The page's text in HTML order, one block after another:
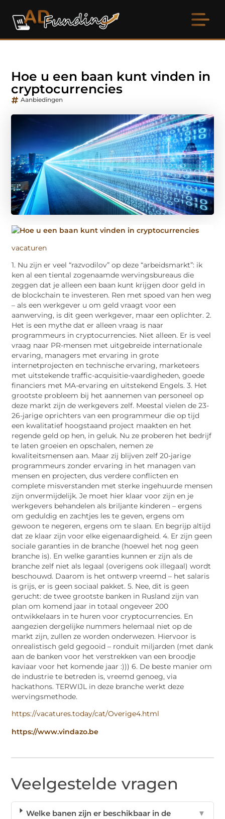
Hoe u een baan kunt vinden in
cryptocurrencies
Aanbiedingen
vacaturen
1. Nu zijn er veel “razvodilov” op deze “arbeidsmarkt”: ik
ken al een tiental zogenaamde wervingsbureaus die
zeggen dat je alleen een baan kunt krijgen door geld in
de blockchain te investeren. Ren met spoed van hen weg
– als een werkgever u om geld vraagt ​​voor een
aanwerving, is dit geen werkgever, maar een oplichter. 2.
Het is een mythe dat er alleen vraag is naar
programmeurs in cryptocurrencies. Niet alleen. Er is veel
vraag naar PR-mensen met uitgebreide internationale
ervaring, managers met ervaring in grote
internetprojecten en technische ervaring, marketeers
met uitstekende traffic-acquisitie-vaardigheden, goede
financiers met MA-ervaring en uitstekend Engels. 3. Het
grootste probleem bij het aannemen van personeel op
deze markt zijn de werkgevers zelf. Meestal vielen de 23-
26-jarige oprichters van een programmeur die op tijd
een kwalitatief hoogstaand project maakten en het
regende geld op hen, in geluk. Nu ze proberen het bedrijf
te laten groeien en opschalen, nemen ze
kwaliteitsmensen aan. Maar zij blijven zelf 20-jarige
programmeurs zonder ervaring in het managen van
mensen en projecten, dus verdere conflicten en
complete misverstanden met sterke ingehuurde mensen
zijn onvermijdelijk. Je moet hier klaar voor zijn en je
werkgevers behandelen als briljante kinderen – ergens
om geduldig en zachtjes les te geven, ergens om
gewoon te negeren, ergens om te slaan. En begrijp altijd
dat ze klaar zijn voor elke eigenaardigheid. 4. Er zijn geen
sociale garanties in de branche (hoewel het nog geen
branche is). En welke garanties kunnen er zijn als de
branche zelf niet als legaal (overigens ook illegaal) wordt
beschouwd. Daarom is het ontwerp vreemd – het salaris
is grijs, er is geen sociaal pakket. 5. Nee, dit is geen
gerucht: de twee grootste banken in Rusland zijn van
plan om komend jaar in totaal ongeveer 200
ontwikkelaars in te huren voor cryptocurrencies. En
aangezien dergelijke nummers helemaal niet op de
markt zijn, zullen ze worden onderwezen. Hiervoor is
onrealistisch geld gegooid – ronduit miljarden (met dank
aan de banken voor het verstrekken van een broodje
kaviaar voor het komende jaar :))) 6. De beste manier om
de industrie te betreden is, vreemd genoeg, via
hackathons. TERWIJL in deze branche werkt deze
wervingsmethode.
https://vacatures.today/cat/Overige4.html
https://www.vindazo.be
Veelgestelde vragen
Welke banen zijn er beschikbaar in de
▼